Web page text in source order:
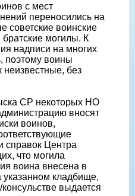
с мест
переносились на
советские воинские
братские могилы. К
надписи на многих
поэтому воины
неизвестные, без
СР некоторых НО
вносят
воинов,
справок Центра
что могила
воина внесена в
указанном кладбище,
выдается